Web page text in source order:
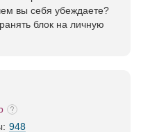
вы себя убеждаете?
блок на личную
948